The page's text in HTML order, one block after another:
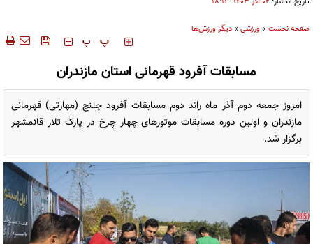
صفحه نخست »ورزشی »دیگر ورزش‌ها
‍‍‍ پ پ
مسابقات آفرود قهرمانی استان مازندران
امروز جمعه دوم آذر ماه راند دوم مسابقات آفرود چلنج (مهارتی) قهرمانی
مازندران و اولین دوره مسابقات موتورهای چهار چرخ در پارک تلار قائمشهر
برگزار شد.